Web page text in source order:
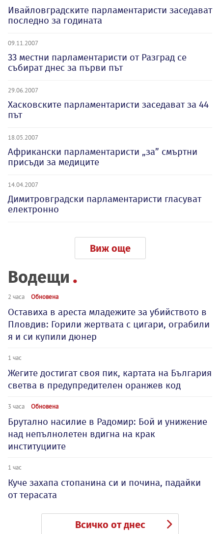
Ивайловградските парламентаристи заседават
последно за годината
09.11.2007
33 местни парламентаристи от Разград се
събират днес за първи път
29.06.2007
Хасковските парламентаристи заседават за 44
път
18.05.2007
Африкански парламентаристи „за” смъртни
присъди за медиците
14.04.2007
Димитровградски парламентаристи гласуват
електронно
Виж още
Водещи
2 часа Обновена
Оставиха в ареста младежите за убийството в
Пловдив: Горили жертвата с цигари, ограбили
я и си купили дюнер
1 час
Жегите достигат своя пик, картата на България
светва в предупредителен оранжев код
3 часа Обновена
Брутално насилие в Радомир: Бой и унижение
над непълнолетен вдигна на крак
институциите
1 час
Куче захапа стопанина си и почина, падайки
от терасата
Всичко от днес